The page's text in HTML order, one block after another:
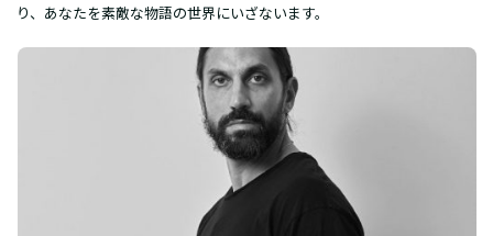
り、あなたを素敵な物語の世界にいざないます。